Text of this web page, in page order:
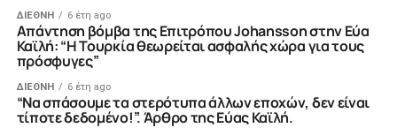
ΔΙΕΘΝΗ 6 έτη ago
Απάντηση βόμβα της Επιτρόπου Johansson στην Εύα
Καϊλή: “Η Τουρκία θεωρείται ασφαλής χώρα για τους
πρόσφυγες”
ΔΙΕΘΝΗ 6 έτη ago
“Να σπάσουμε τα στερότυπα άλλων εποχών, δεν είναι
τίποτε δεδομένο!”. Άρθρο της Εύας Καϊλή.